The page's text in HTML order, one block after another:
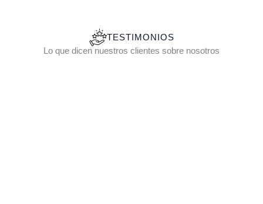
TESTIMONIOS
Lo que dicen nuestros clientes sobre nosotros